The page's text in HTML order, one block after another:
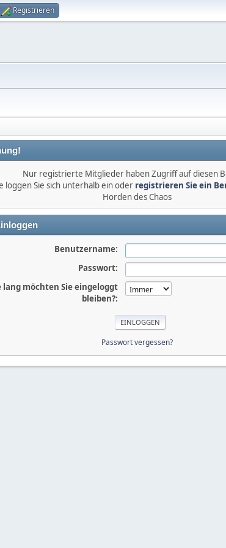
Registrieren
Nur registrierte Mitglieder haben Zugriff auf diesen
loggen Sie sich unterhalb ein oder registrieren Sie ein
Horden des Chaos
Benutzername:
Passwort:
lang möchten Sie eingeloggt
bleiben?:
Passwort vergessen?